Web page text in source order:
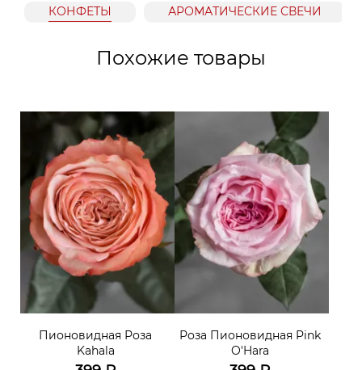
КОНФЕТЫ АРОМАТИЧЕСКИЕ СВЕЧИ
Похожие товары
Пионовидная Роза
Kahala
Роза Пионовидная Pink
O'Hara